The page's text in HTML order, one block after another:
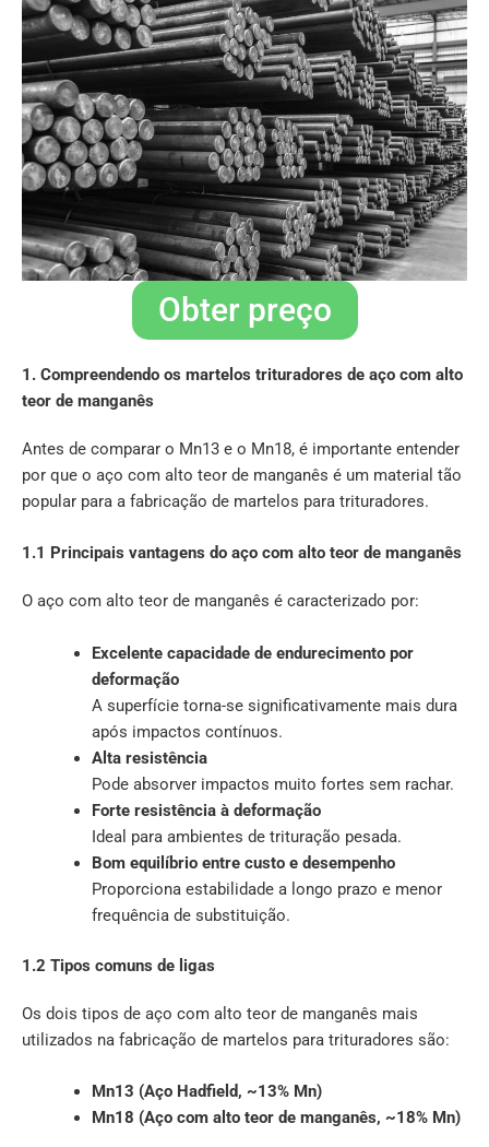
Obter preço
1. Compreendendo os martelos trituradores de aço com alto
teor de manganês
Antes de comparar o Mn13 e o Mn18, é importante entender
por que o aço com alto teor de manganês é um material tão
popular para a fabricação de martelos para trituradores.
1.1 Principais vantagens do aço com alto teor de manganês
O aço com alto teor de manganês é caracterizado por:
Excelente capacidade de endurecimento por
deformação
A superfície torna-se significativamente mais dura
após impactos contínuos.
Alta resistência
Pode absorver impactos muito fortes sem rachar.
Forte resistência à deformação
Ideal para ambientes de trituração pesada.
Bom equilíbrio entre custo e desempenho
Proporciona estabilidade a longo prazo e menor
frequência de substituição.
1.2 Tipos comuns de ligas
Os dois tipos de aço com alto teor de manganês mais
utilizados na fabricação de martelos para trituradores são:
Mn13 (Aço Hadfield, ~13% Mn)
Mn18 (Aço com alto teor de manganês, ~18% Mn)